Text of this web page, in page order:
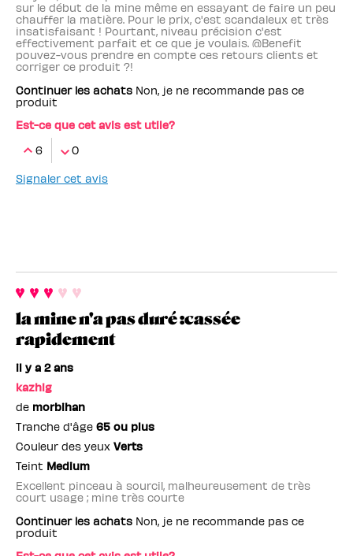
sur le début de la mine même en essayant de faire un peu
chauffer la matière. Pour le prix, c'est scandaleux et très
insatisfaisant ! Pourtant, niveau précision c'est
effectivement parfait et ce que je voulais. @Benefit
pouvez-vous prendre en compte ces retours clients et
corriger ce produit ?!
Continuer les achats Non, je ne recommande pas ce
produit
Est-ce que cet avis est utile?
6
0
Signaler cet avis
la mine n'a pas duré :cassée
rapidement
il y a 2 ans
kazhig
de morbihan
Tranche d'âge 65 ou plus
Couleur des yeux Verts
Teint Medium
Excellent pinceau à sourcil, malheureusement de très
court usage ; mine très courte
Continuer les achats Non, je ne recommande pas ce
produit